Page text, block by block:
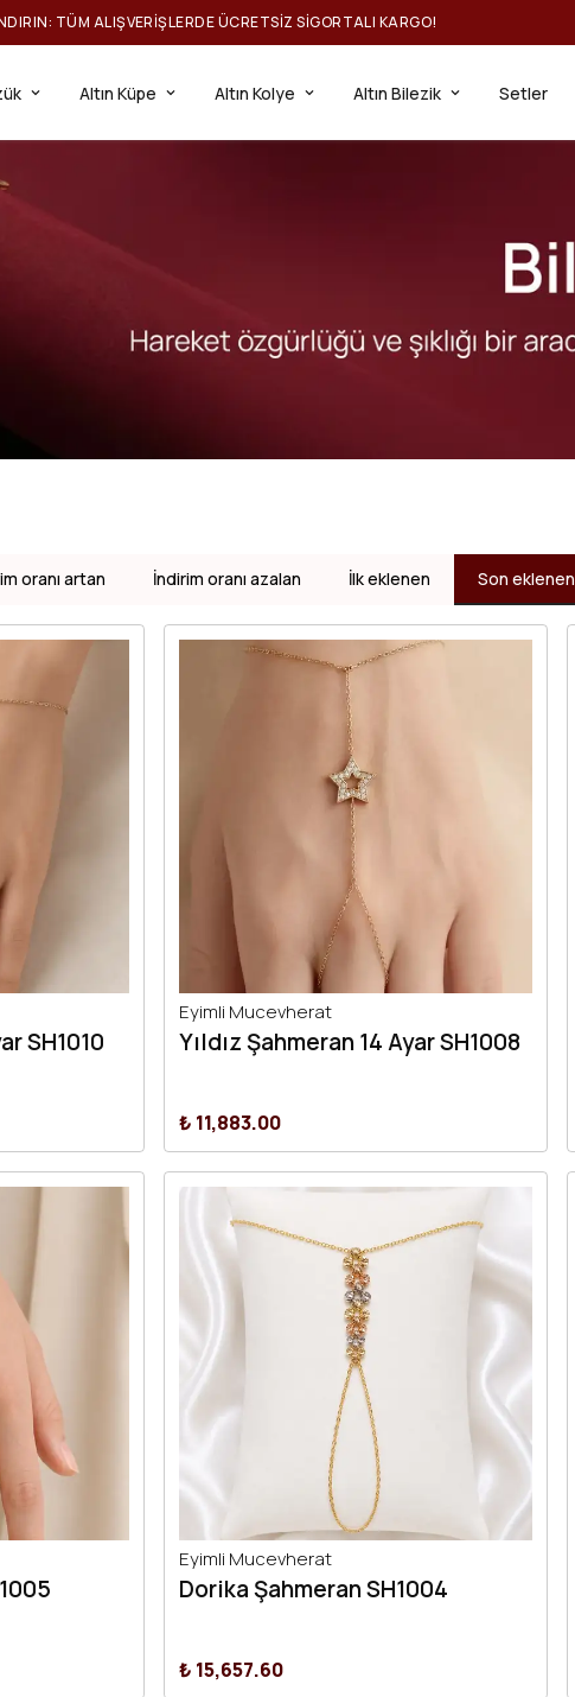
TÜM ALIŞVERIŞLERDE ÜCRETSIZ SIGORTALI KARGO!
Altın Küpe Altın Kolye Altın Bilezik Setler
oranı artan İndirim oranı azalan İlk eklenen Son eklenen
SH1010
Eyimli Mucevherat
Yıldız Şahmeran 14 Ayar SH1008
₺ 11,883.00
Eyimli Mucevherat
Dorika Şahmeran SH1004
₺ 15,657.60